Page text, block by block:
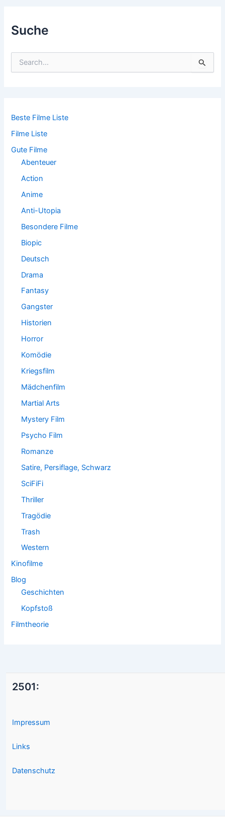
Suche
n
c
h
Beste Filme Liste
Filme Liste
Gute Filme
Abenteuer
Action
Anime
Anti-Utopia
Besondere Filme
Biopic
Deutsch
Drama
Fantasy
Gangster
Historien
Horror
Komödie
Kriegsfilm
Mädchenfilm
Martial Arts
Mystery Film
Psycho Film
Romanze
Satire, Persiflage, Schwarz
SciFiFi
Thriller
Tragödie
Trash
Western
Kinofilme
Blog
Geschichten
Kopfstoß
Filmtheorie
2501:
Impressum
Links
Datenschutz